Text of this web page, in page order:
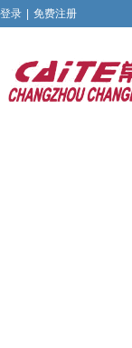
登录 免费注册